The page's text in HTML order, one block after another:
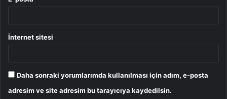
İnternet sitesi
Daha sonraki yorumlarımda kullanılması için adım, e-posta
adresim ve site adresim bu tarayıcıya kaydedilsin.